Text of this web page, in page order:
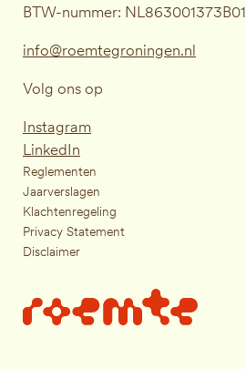
BTW-nummer: NL863001373B01
info@roemtegroningen.nl
Volg ons op
Instagram
LinkedIn
Reglementen
Jaarverslagen
Klachtenregeling
Privacy Statement
Disclaimer